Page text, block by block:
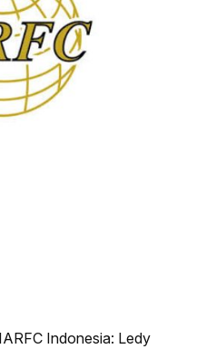
Indonesia: Ledy